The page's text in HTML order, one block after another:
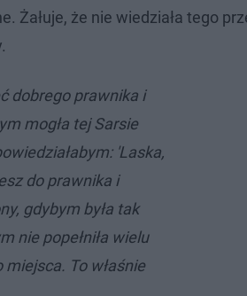
że nie wiedziała tego
dobrego prawnika i
mogła tej Sarsie
'Laska,
do prawnika i
gdybym była tak
nie popełniła wielu
miejsca. To właśnie